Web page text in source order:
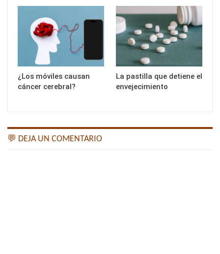
¿Los móviles causan
cáncer cerebral?
La pastilla que detiene el
envejecimiento
💬 DEJA UN COMENTARIO